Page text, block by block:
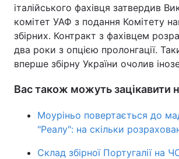
італійського фахівця затвердив
комітет УАФ з подання Комітету
збірних. Контракт з фахівцем
два роки з опцією пролонгації.
вперше збірну України очолив
Вас також можуть зацікавити
Моуріньо повертається до
"Реалу": на скільки
Склад збірної Португалії на